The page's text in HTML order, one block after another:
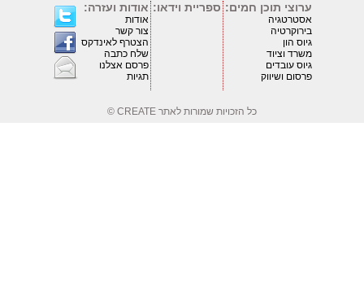
ערוצי תוכן חמים:
אסטרטגיה
בירוקרטיה
גיוס הון
משרד וציוד
גיוס עובדים
פרסום ושיווק
ספריית וידאו: אודות ועזרה:
אודות
צור קשר
הצטרף לאינדקס
שלח כתבה
פרסם אצלנו
תגיות
כל הזכויות שמורות לאתר CREATE ©